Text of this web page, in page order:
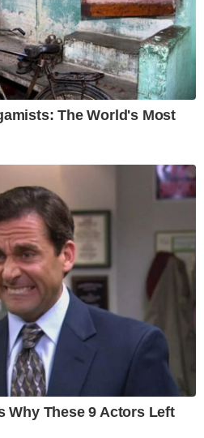
The World's Most
Why These 9 Actors Left